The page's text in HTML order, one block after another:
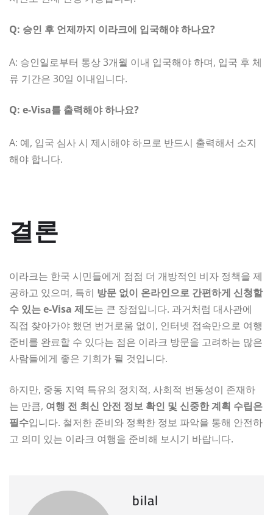
Q: 승인 후 언제까지 이라크에 입국해야 하나요?
A: 승인일로부터 통상 3개월 이내 입국해야 하며, 입국 후 체
류 기간은 30일 이내입니다.
Q: e-Visa를 출력해야 하나요?
A: 예, 입국 심사 시 제시해야 하므로 반드시 출력해서 소지
해야 합니다.
결론
이라크는 한국 시민들에게 점점 더 개방적인 비자 정책을 제
공하고 있으며, 특히 방문 없이 온라인으로 간편하게 신청할
수 있는 e-Visa 제도는 큰 장점입니다. 과거처럼 대사관에
직접 찾아가야 했던 번거로움 없이, 인터넷 접속만으로 여행
준비를 완료할 수 있다는 점은 이라크 방문을 고려하는 많은
사람들에게 좋은 기회가 될 것입니다.
하지만, 중동 지역 특유의 정치적, 사회적 변동성이 존재하
는 만큼, 여행 전 최신 안전 정보 확인 및 신중한 계획 수립은
필수입니다. 철저한 준비와 정확한 정보 파악을 통해 안전하
고 의미 있는 이라크 여행을 준비해 보시기 바랍니다.
bilal